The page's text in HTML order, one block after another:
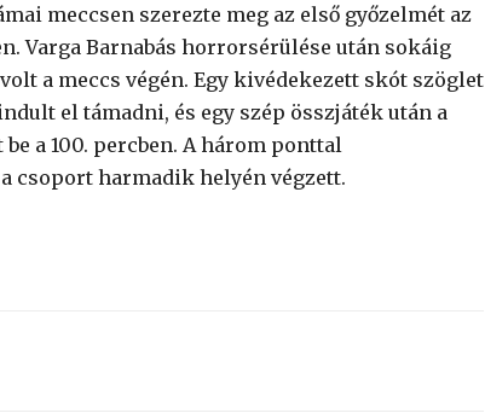
meccsen szerezte meg az első győzelmét az
Varga Barnabás horrorsérülése után sokáig
a meccs végén. Egy kivédekezett skót szöglet
el támadni, és egy szép összjáték után a
a 100. percben. A három ponttal
csoport harmadik helyén végzett.